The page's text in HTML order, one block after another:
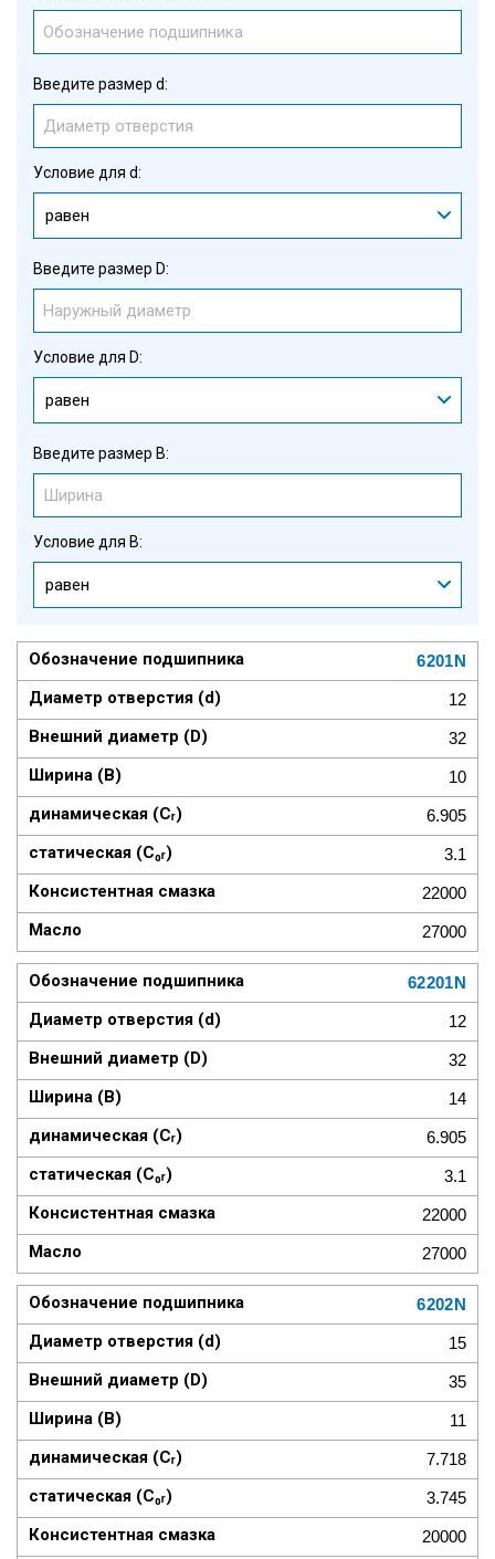
Введите размер d:
Условие для d:
равен
Введите размер D:
Условие для D:
равен
Введите размер B:
Условие для B:
равен
6201N
12
32
10
6.905
3.1
22000
27000
62201N
12
32
14
6.905
3.1
22000
27000
6202N
15
35
11
7.718
3.745
20000